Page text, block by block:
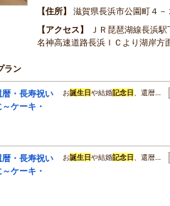
住所
滋賀県長浜市公園町４－
アクセス
ＪＲ琵琶湖線長浜
名神高速道路長浜ＩＣより湖岸方
ラン
暦・長寿祝い
ケーキ・
お誕生日や結婚記念日 、還暦…
暦・長寿祝い
ケーキ・
お誕生日や結婚記念日 、還暦…